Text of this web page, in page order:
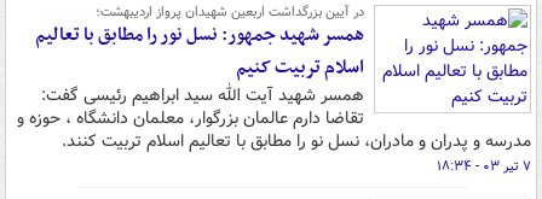
در آیین بزرگداشت اربعین شهیدان پرواز اردیبهشت؛
همسر شهید جمهور: نسل نور را مطابق با تعالیم
اسلام تربیت کنیم
همسر شهید آیت الله سید ابراهیم رئیسی گفت:
تقاضا دارم عالمان بزرگوار، معلمان دانشگاه ، حوزه و
مدرسه و پدران و مادران، نسل نو را مطابق با تعالیم اسلام تربیت کنند.
۷ تیر ۰۳ - ۱۸:۳۴